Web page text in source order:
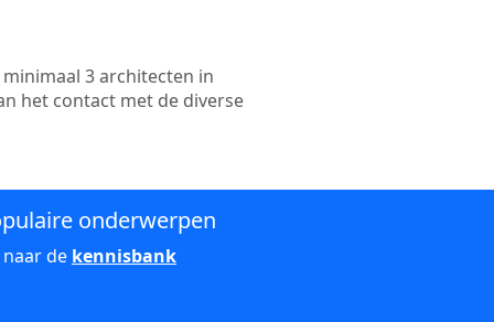
3 architecten in
het contact met de diverse
onderwerpen
naar de kennisbank